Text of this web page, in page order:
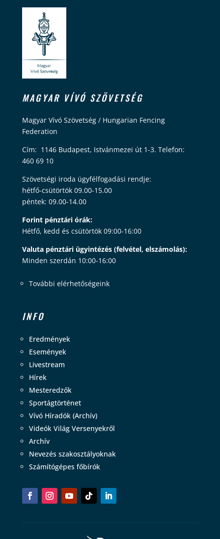
MAGYAR VÍVÓ SZÖVETSÉG
Magyar Vívó Szövetség / Hungarian Fencing
Federation
Cím: 1146 Budapest, Istvánmezei út 1-3. Telefon:
460 69 10
Szövetségi iroda ügyfélfogadási rendje:
hétfő-csütörtök 09.00-15.00
péntek: 09.00-14.00
Forint pénztári órák:
Hétfő, kedd és csütörtök 09:00-16:00
Valuta pénztári ügyintézés (felvétel, elszámolás):
Minden szerdán 10:00-16:00
További elérhetőségeink
INFO
Eredmények
Események
Livestream
Hírek
Mesteredzők
Sportágtörténet
Vívó Híradók (Archív)
Videók Világ Versenyekről
Archív
Nevezés szakosztályoknak
Számítógépes főbírók